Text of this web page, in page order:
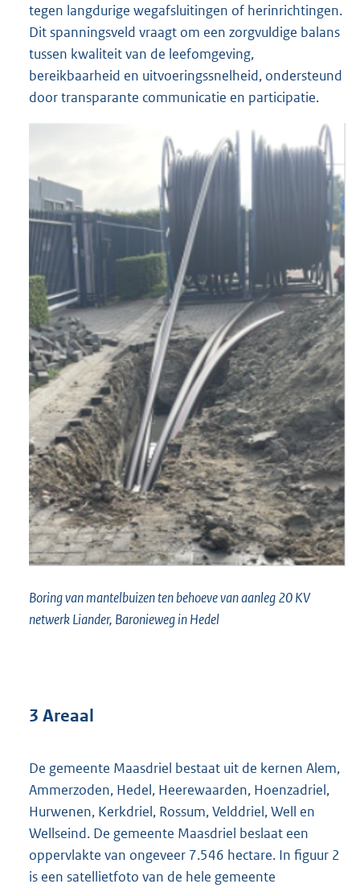
tegen langdurige wegafsluitingen of herinrichtingen.
Dit spanningsveld vraagt om een zorgvuldige balans
tussen kwaliteit van de leefomgeving,
bereikbaarheid en uitvoeringssnelheid, ondersteund
door transparante communicatie en participatie.
Boring van mantelbuizen ten behoeve van aanleg 20 KV
netwerk Liander, Baronieweg in Hedel
3 Areaal
De gemeente Maasdriel bestaat uit de kernen Alem,
Ammerzoden, Hedel, Heerewaarden, Hoenzadriel,
Hurwenen, Kerkdriel, Rossum, Velddriel, Well en
Wellseind. De gemeente Maasdriel beslaat een
oppervlakte van ongeveer 7.546 hectare. In figuur 2
is een satellietfoto van de hele gemeente